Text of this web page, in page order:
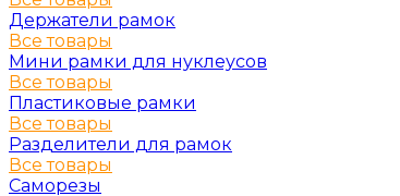
Держатели рамок
Все товары
Мини рамки для нуклеусов
Все товары
Пластиковые рамки
Все товары
Разделители для рамок
Все товары
Саморезы